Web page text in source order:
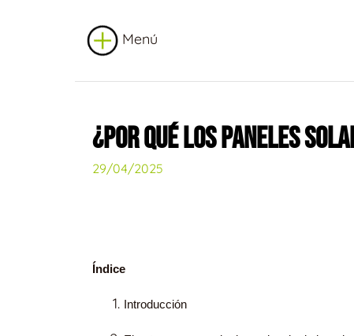
Menú
¿POR QUÉ LOS PANELES
29/04/2025
Índice
Introducción